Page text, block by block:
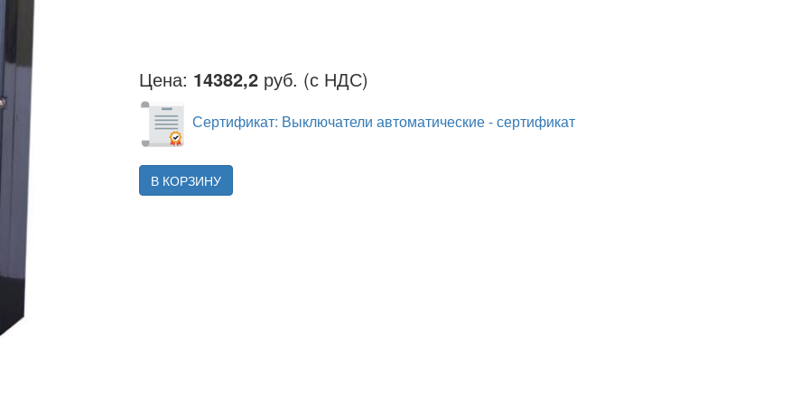
Цена: 14382,2 руб. (с НДС)
Сертификат: Выключатели автоматические - сертификат
В КОРЗИНУ